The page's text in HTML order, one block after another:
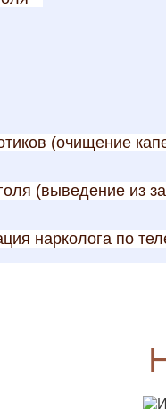
(очищение
(выведение из
нарколога по